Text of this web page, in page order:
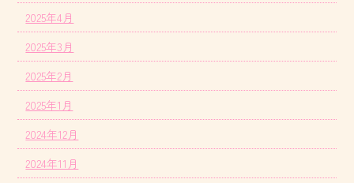
2025年4月
2025年3月
2025年2月
2025年1月
2024年12月
2024年11月